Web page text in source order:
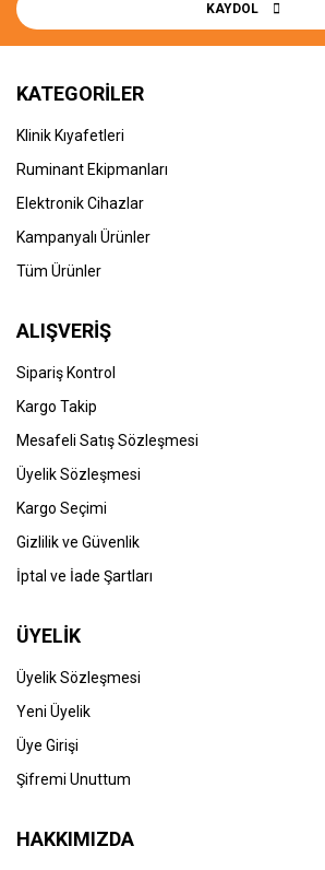
KAYDOL
KATEGORİLER
Klinik Kıyafetleri
Ruminant Ekipmanları
Elektronik Cihazlar
Kampanyalı Ürünler
Tüm Ürünler
ALIŞVERİŞ
Sipariş Kontrol
Kargo Takip
Mesafeli Satış Sözleşmesi
Üyelik Sözleşmesi
Kargo Seçimi
Gizlilik ve Güvenlik
İptal ve İade Şartları
ÜYELİK
Üyelik Sözleşmesi
Yeni Üyelik
Üye Girişi
Şifremi Unuttum
HAKKIMIZDA